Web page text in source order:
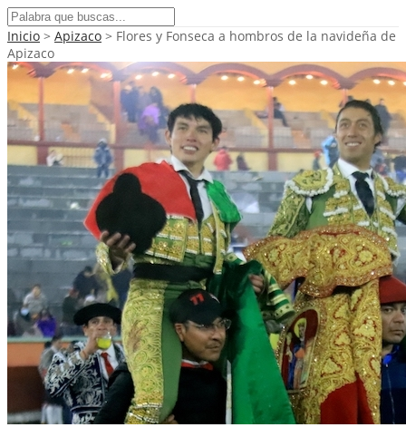
Inicio > Apizaco > Flores y Fonseca a hombros de la navideña de
Apizaco